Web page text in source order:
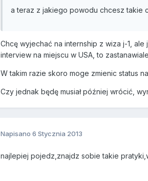
a teraz z jakiego powodu chcesz takie
Chcę wyjechać na internship z wiza j-1,
interview na miejscu w USA, to
W takim razie skoro moge zmienic status
Czy jednak będę musiał później wrócić,
Napisano 6 Stycznia 2013
najlepiej pojedz,znajdz sobie takie